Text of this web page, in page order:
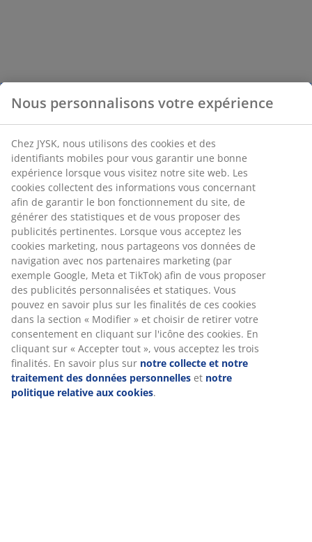
Nous personnalisons votre expérience
Chez JYSK, nous utilisons des cookies et des
identifiants mobiles pour vous garantir une bonne
expérience lorsque vous visitez notre site web. Les
cookies collectent des informations vous concernant
afin de garantir le bon fonctionnement du site, de
générer des statistiques et de vous proposer des
publicités pertinentes. Lorsque vous acceptez les
cookies marketing, nous partageons vos données de
navigation avec nos partenaires marketing (par
exemple Google, Meta et TikTok) afin de vous proposer
des publicités personnalisées et statiques. Vous
pouvez en savoir plus sur les finalités de ces cookies
dans la section « Modifier » et choisir de retirer votre
consentement en cliquant sur l'icône des cookies. En
cliquant sur « Accepter tout », vous acceptez les trois
finalités. En savoir plus sur notre collecte et notre
traitement des données personnelles et notre
politique relative aux cookies.